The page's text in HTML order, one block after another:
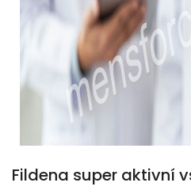
Fildena super aktivní